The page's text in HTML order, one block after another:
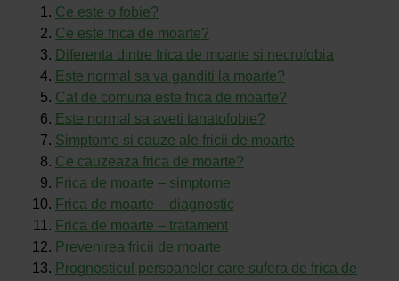
Ce este o fobie?
Ce este frica de moarte?
Diferenta dintre frica de moarte si necrofobia
Este normal sa va ganditi la moarte?
Cat de comuna este frica de moarte?
Este normal sa aveti tanatofobie?
Simptome si cauze ale fricii de moarte
Ce cauzeaza frica de moarte?
Frica de moarte – simptome
Frica de moarte – diagnostic
Frica de moarte – tratament
Prevenirea fricii de moarte
Prognosticul persoanelor care sufera de frica de